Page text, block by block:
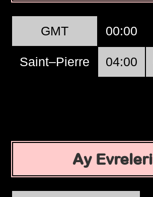
GMT 00:00
Saint–Pierre 04:00
Ay Evreleri